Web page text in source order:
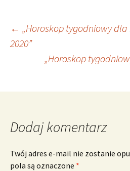
Nawigacja
wpisu
← „Horoskop tygodniowy dla
2020”
„Horoskop
Dodaj komentarz
Twój adres e-mail nie zostanie
pola są oznaczone *